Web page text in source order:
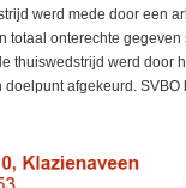
werd mede door een
totaal onterechte gegeven
thuiswedstrijd werd door
doelpunt afgekeurd. SVBO